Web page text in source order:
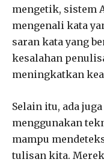
mengetik, sistem
mengenali kata
saran kata yang
kesalahan
meningkatkan
Selain itu, ada
menggunakan
mampu
tulisan kita.